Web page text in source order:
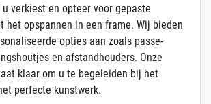
verkiest en opteer voor gepaste
het opspannen in een frame. Wij bieden
opties aan zoals passe-
en afstandhouders. Onze
klaar om u te begeleiden bij het
perfecte kunstwerk.